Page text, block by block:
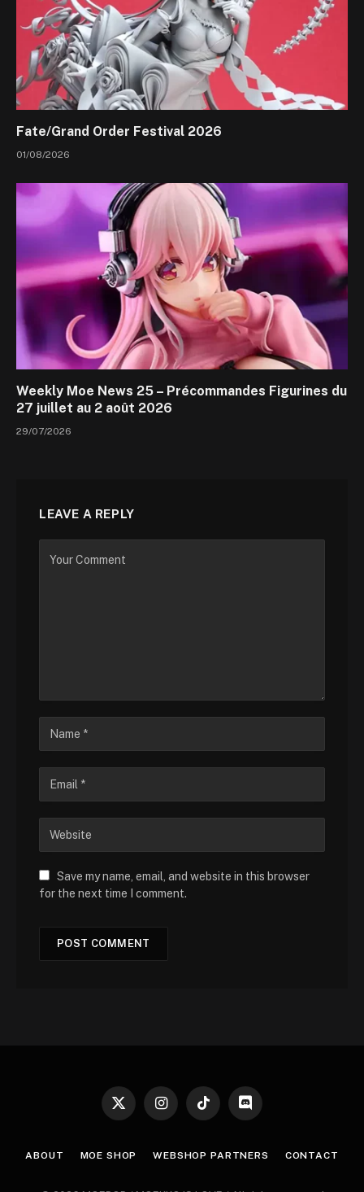
Fate/Grand Order Festival 2026
01/08/2026
Weekly Moe News 25 – Précommandes Figurines du
27 juillet au 2 août 2026
29/07/2026
LEAVE A REPLY
Save my name, email, and website in this browser
for the next time I comment.
X
InstagramTikTok Discord
ABOUT MOE SHOP WEBSHOP PARTNERS CONTACT